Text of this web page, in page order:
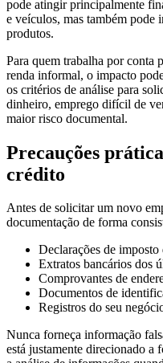
pode atingir principalmente
e veículos, mas também pode
produtos.
Para quem trabalha por conta
renda informal, o impacto
os critérios de análise para
dinheiro, emprego difícil de
maior risco documental.
Precauções
crédito
Antes de solicitar um novo
documentação de forma
Declarações de imposto
Extratos bancários dos
Comprovantes de
Documentos de
Registros do seu
Nunca forneça informação
está justamente direcionado a